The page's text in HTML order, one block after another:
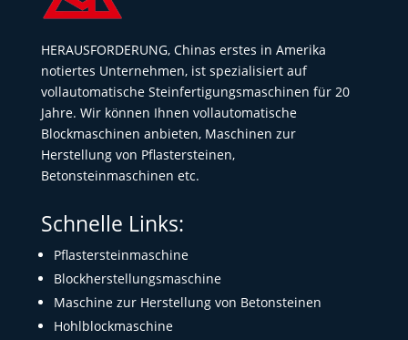
HERAUSFORDERUNG, Chinas erstes in Amerika
notiertes Unternehmen, ist spezialisiert auf
vollautomatische Steinfertigungsmaschinen für 20
Jahre. Wir können Ihnen vollautomatische
Blockmaschinen anbieten, Maschinen zur
Herstellung von Pflastersteinen,
Betonsteinmaschinen etc.
Schnelle Links:
Pflastersteinmaschine
Blockherstellungsmaschine
Maschine zur Herstellung von Betonsteinen
Hohlblockmaschine